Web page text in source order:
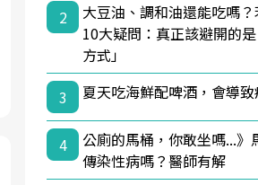
2
大豆油、調和油還能吃嗎
10大疑問：真正該避開的
方式」
3
夏天吃海鮮配啤酒，會導致
4
公廁的馬桶，你敢坐嗎...》
傳染性病嗎？醫師有解